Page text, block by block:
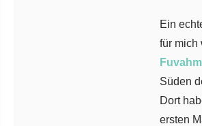
Ein
für mich
Süden
Dort
ersten